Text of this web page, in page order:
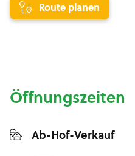
Route planen
Öffnungszeiten
Ab-Hof-Verkauf